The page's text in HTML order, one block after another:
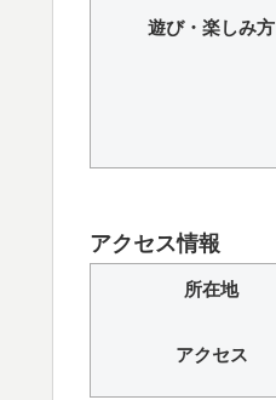
遊び・楽しみ方
アクセス情報
所在地
アクセス